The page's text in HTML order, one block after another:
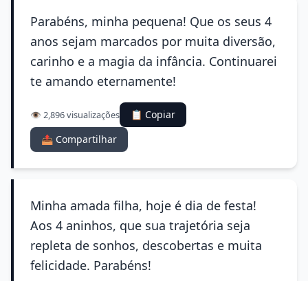
Parabéns, minha pequena! Que os seus 4
anos sejam marcados por muita diversão,
carinho e a magia da infância. Continuarei
te amando eternamente!
👁️ 2,896 visualizações
📋 Copiar
📤 Compartilhar
Minha amada filha, hoje é dia de festa!
Aos 4 aninhos, que sua trajetória seja
repleta de sonhos, descobertas e muita
felicidade. Parabéns!